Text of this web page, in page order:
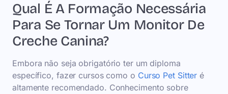
Qual É A Formação Necessária
Para Se Tornar Um Monitor De
Creche Canina?
Embora não seja obrigatório ter um diploma
específico, fazer cursos como o Curso Pet Sitter é
altamente recomendado. Conhecimento sobre